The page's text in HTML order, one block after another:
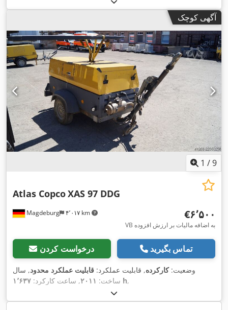
آگهی کوچک
1 /9
Magdeburg ۴٬۰۱۷ km
Atlas CopcoXAS 97 DDG
‎€۶٬۵۰۰
VB به اضافه مالیات بر ارزش افزوده
درخواست کردن تماس بگیرید
وضعیت:کارکرده, قابلیت عملکرد: قابلیت عملکرد محدود, سال
ساخت: ۲۰۱۱, ساعت کارکرد: ۱٬۶۳۷ h,